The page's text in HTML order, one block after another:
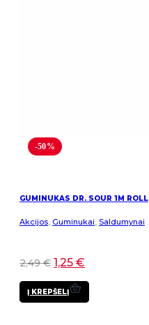
-50%
GUMINUKAS DR. SOUR 1M ROLL
Akcijos, Guminukai, Saldumynai
2,49€ 1,25 €
Į KREPŠELĮ